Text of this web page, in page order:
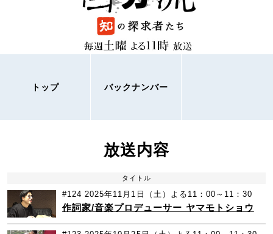
トップ バックナンバー
放送内容
タイトル
#124 2025年11月1日（土）よる11：00～11：30
作詞家/音楽プロデューサー ヤマモトショウ